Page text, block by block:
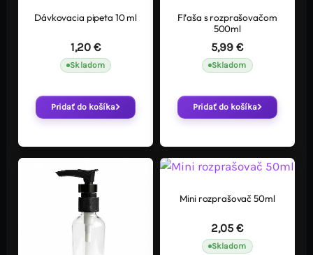
Dávkovacia pipeta 10 ml
1,20€
Skladom
Pridať do košíka
Fľaša s rozprašovačom
500ml
5,99€
Skladom
Pridať do košíka
Mini rozprašovač 50ml
2,05€
Skladom